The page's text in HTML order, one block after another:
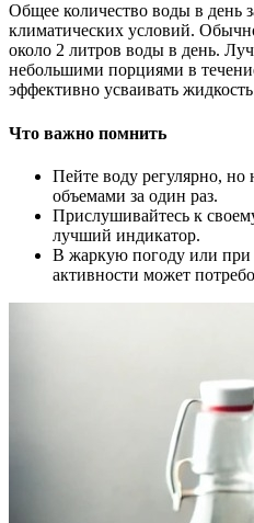
Общее количество воды в день
климатических условий.
около 2 литров воды в день.
небольшими порциями в
эффективно усваивать
Что важно помнить
Пейте воду регулярно, но
объемами за один раз.
Прислушивайтесь к
лучший индикатор.
В жаркую погоду или при
активности может